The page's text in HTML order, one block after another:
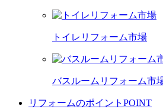
トイレリフォーム市場
バスルームリフォーム市
リフォームのポイント POINT